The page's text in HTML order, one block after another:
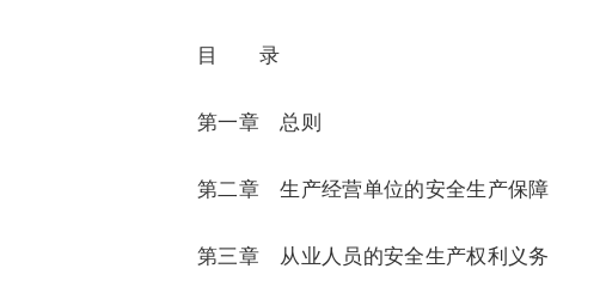
目 录
第一章 总则
第二章 生产经营单位的安全生产保障
第三章 从业人员的安全生产权利义务